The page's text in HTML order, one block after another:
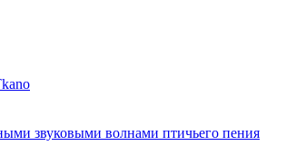
звуковыми волнами птичьего пения